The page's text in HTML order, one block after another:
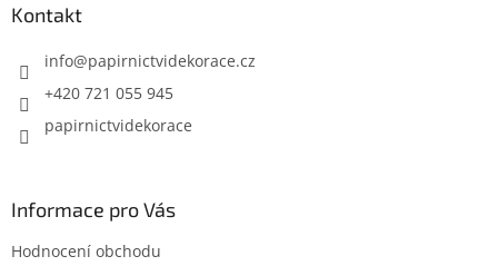
Kontakt
info@papirnictvidekorace.cz
+420 721 055 945
papirnictvidekorace
Informace pro Vás
Hodnocení obchodu